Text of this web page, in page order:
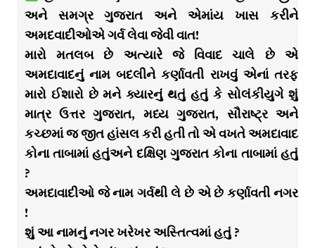
અને સમગ્ર ગુજરાત અને એમાંય ખાસ કરીને
અમદવાદીઓએ ગર્વ લેવા જેવી વાત!
મારો મતલબ છે અત્યારે જે વિવાદ ચાલે છે એ
અમદાવાદનું નામ બદલીને કર્ણાવતી રાખવું એનાં તરફ
મારો ઈશારો છે મને ક્યારનું થતું હતું કે સોલંકીયુગે શું
માત્ર ઉત્તર ગુજરાત, મધ્ય ગુજરાત, સૌરાષ્ટ્ર અને
કચ્છમાં જ જીત હાંસલ કરી હતી તો એ વખતે અમદાવાદ
કોના તાબામાં હતુંઅને દક્ષિણ ગુજરાત કોના તાબામાં હતું
?
અમદાવાદીઓ જે નામ ગર્વથી લે છે એ છે કર્ણાવતી નગર
!
શું આ નામનું નગર ખરેખર અસ્તિત્વમાં હતું ?